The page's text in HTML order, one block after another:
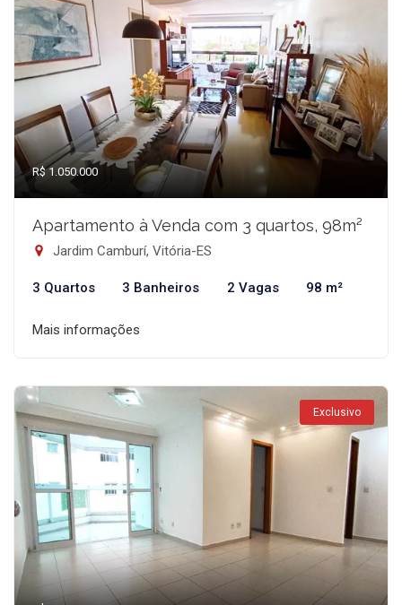
R$ 1.050.000
Apartamento à Venda com 3 quartos, 98m²
Jardim Camburí, Vitória-ES
3 Quartos 3 Banheiros 2 Vagas 98 m²
Mais informações
Exclusivo